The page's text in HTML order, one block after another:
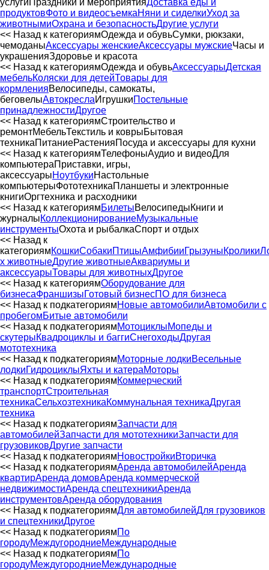
продуктовФото и видеосъемкаНяни и сиделкиУход за
животнымиОхрана и безопасностьДругие услуги
<< Назад к категориямОдежда и обувьСумки, рюкзаки,
чемоданыАксессуары женскиеАксессуары мужскиеЧасы и
украшенияЗдоровье и красота
<< Назад к категориямОдежда и обувьАксессуарыДетская
мебельКоляски для детейТовары для
кормленияВелосипеды, самокаты,
беговелыАвтокреслаИгрушкиПостельные
принадлежностиДругое
<< Назад к категориямСтроительство и
ремонтМебельТекстиль и коврыБытовая
техникаПитаниеРастенияПосуда и аксессуары для кухни
<< Назад к категориямТелефоныАудио и видеоДля
компьютераПриставки, игры,
аксессуарыНоутбукиНастольные
компьютерыФототехникаПланшеты и электронные
книгиОргтехника и расходники
<< Назад к категориямБилетыВелосипедыКниги и
журналыКоллекционированиеМузыкальные
инструментыОхота и рыбалкаСпорт и отдых
<< Назад к
категориямКошкиСобакиПтицыАмфибииГрызуныКролики
х животныеДругие животныеАквариумы и
аксессуарыТовары для животныхДругое
<< Назад к категориямОборудование для
бизнесаФраншизыГотовый бизнесПО для бизнеса
<< Назад к подкатегориямНовые автомобилиАвтомобили с
пробегомБитые автомобили
<< Назад к подкатегориямМотоциклыМопеды и
скутерыКвадроциклы и баггиСнегоходыДругая
мототехника
<< Назад к подкатегориямМоторные лодкиВесельные
лодкиГидроциклыЯхты и катераМоторы
<< Назад к подкатегориямКоммерческий
транспортСтроительная
техникаСельхозтехникаКоммунальная техникаДругая
техника
<< Назад к подкатегориямЗапчасти для
автомобилейЗапчасти для мототехникиЗапчасти для
грузовиковДругие запчасти
<< Назад к подкатегориямНовостройкиВторичка
<< Назад к подкатегориямАренда автомобилейАренда
квартирАренда домовАренда коммерческой
недвижимостиАренда спецтехникиАренда
инструментовАренда оборудования
<< Назад к подкатегориямДля автомобилейДля грузовиков
и спецтехникиДругое
<< Назад к подкатегориямПо
городуМеждугородниеМеждународные
<< Назад к подкатегориямПо
городуМеждугородниеМеждународные